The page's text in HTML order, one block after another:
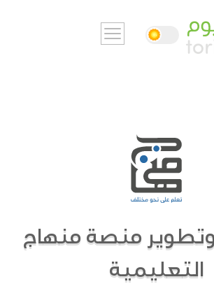
منصة منهاج
التعليمية